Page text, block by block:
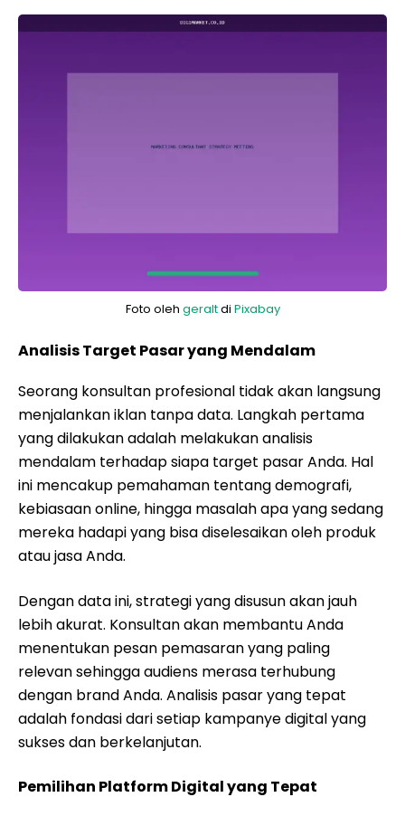
Foto oleh geraltdi Pixabay
Analisis Target Pasar yang Mendalam
Seorang konsultan profesional tidak akan langsung
menjalankan iklan tanpa data. Langkah pertama
yang dilakukan adalah melakukan analisis
mendalam terhadap siapa target pasar Anda. Hal
ini mencakup pemahaman tentang demografi,
kebiasaan online, hingga masalah apa yang sedang
mereka hadapi yang bisa diselesaikan oleh produk
atau jasa Anda.
Dengan data ini, strategi yang disusun akan jauh
lebih akurat. Konsultan akan membantu Anda
menentukan pesan pemasaran yang paling
relevan sehingga audiens merasa terhubung
dengan brand Anda. Analisis pasar yang tepat
adalah fondasi dari setiap kampanye digital yang
sukses dan berkelanjutan.
Pemilihan Platform Digital yang Tepat